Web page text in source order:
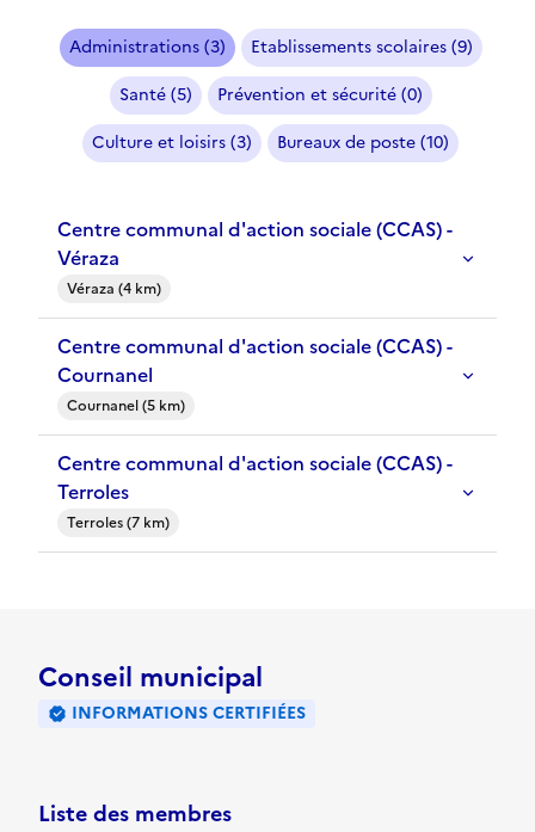
Administrations (3)
Etablissements scolaires (9)
Santé (5)
Prévention et sécurité (0)
Culture et loisirs (3)
Bureaux de poste (10)
Centre communal d'action sociale (CCAS) -
Véraza
Véraza (4 km)
Centre communal d'action sociale (CCAS) -
Cournanel
Cournanel (5 km)
Centre communal d'action sociale (CCAS) -
Terroles
Terroles (7 km)
Conseil municipal
INFORMATIONS CERTIFIÉES
Liste des membres